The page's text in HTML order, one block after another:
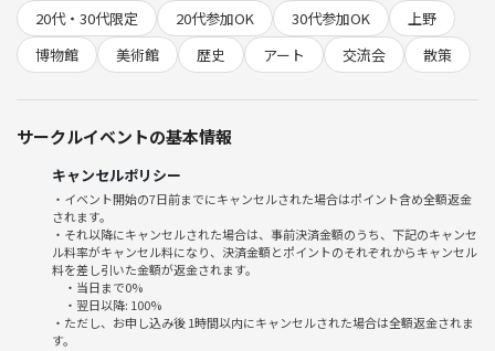
🌷こんな方におすすめ
・博物館や美術館が好き
・歴史や芸術に興味がある
・落ち着いた雰囲気が好き
・同年代の友達をつくりたい
・休日をゆったり楽しみたい
✔ポイント
20代・30代限定
20代参加OK 30代参加OK
上野
博物館
美術館 歴史 アート 交流会 散策
サークルイベントの基本情報
キャンセルポリシー
・イベント開始の7日前までにキャンセルされた場合はポイント含め全額返金
されます。
・それ以降にキャンセルされた場合は、事前決済金額のうち、下記のキャンセ
ル料率がキャンセル料になり、決済金額とポイントのそれぞれからキャンセル
料を差し引いた金額が返金されます。
・当日まで0%
・翌日以降: 100%
・ただし、お申し込み後 1時間以内にキャンセルされた場合は全額返金されま
す。